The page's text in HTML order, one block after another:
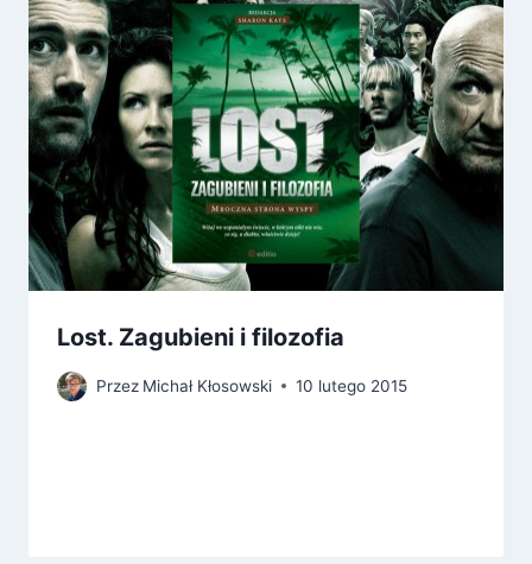
Lost. Zagubieni i filozofia
Przez Michał Kłosowski 10 lutego 2015